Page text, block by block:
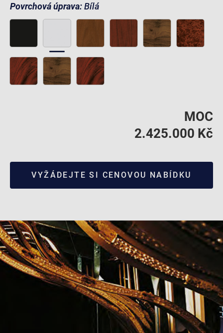
Povrchová úprava:Bílá
MOC
2.425.000 Kč
VYŽÁDEJTE SI CENOVOU NABÍDKU